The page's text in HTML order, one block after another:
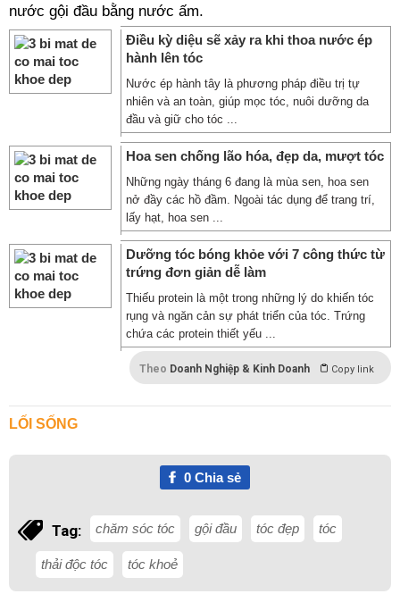
nước gội đầu bằng nước ấm.
Điều kỳ diệu sẽ xảy ra khi thoa nước ép
hành lên tóc
Nước ép hành tây là phương pháp điều trị tự
nhiên và an toàn, giúp mọc tóc, nuôi dưỡng da
đầu và giữ cho tóc ...
Hoa sen chống lão hóa, đẹp da, mượt tóc
Những ngày tháng 6 đang là mùa sen, hoa sen
nở đầy các hồ đầm. Ngoài tác dụng để trang trí,
lấy hạt, hoa sen ...
Dưỡng tóc bóng khỏe với 7 công thức từ
trứng đơn giản dễ làm
Thiếu protein là một trong những lý do khiến tóc
rụng và ngăn cản sự phát triển của tóc. Trứng
chứa các protein thiết yếu ...
Theo Doanh Nghiệp & Kinh Doanh Copy link
LỐI SỐNG
0Chia sẻ
Tag: chăm sóc tóc gội đầu tóc đẹp tóc
thải độc tóc tóc khoẻ